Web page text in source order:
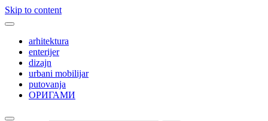
Skip to content
arhitektura
enterijer
dizajn
urbani mobilijar
putovanja
ОРИГАМИ